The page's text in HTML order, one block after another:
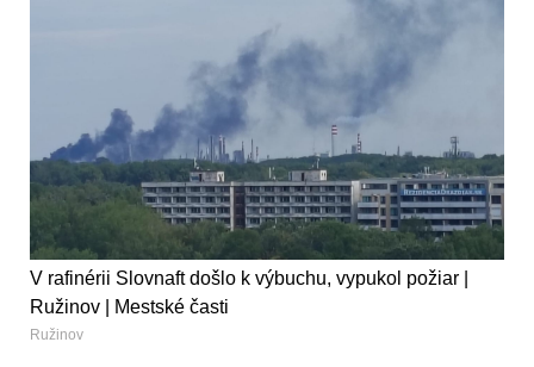
V rafinérii Slovnaft došlo k výbuchu, vypukol požiar |
Ružinov | Mestské časti
Ružinov